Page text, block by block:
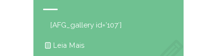
[AFG_gallery id=’107′]
Leia Mais